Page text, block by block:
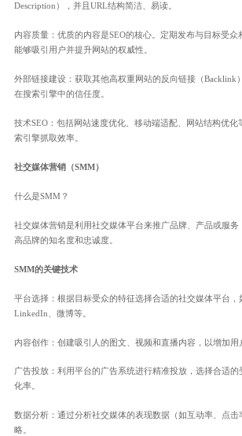
Description），并且URL结构简洁、易读。
内容质量：优质的内容是SEO的核心。定期发布与目标受众
能够吸引用户并提升网站的权威性。
外部链接建设：获取其他高权重网站的反向链接（Backlink
在搜索引擎中的信任度。
技术SEO：包括网站速度优化、移动端适配、网站结构优化
索引擎抓取效率。
社交媒体营销（SMM）
什么是SMM？
社交媒体营销是利用社交媒体平台来推广品牌、产品或服务
高品牌的知名度和忠诚度。
SMM的关键技术
平台选择：根据目标受众的特征选择合适的社交媒体平台，
LinkedIn、微博等。
内容创作：创建吸引人的图文、视频和直播内容，以增加用
广告投放：利用平台的广告系统进行精准投放，选择合适
化率。
数据分析：通过分析社交媒体的表现数据（如互动率、点
略。